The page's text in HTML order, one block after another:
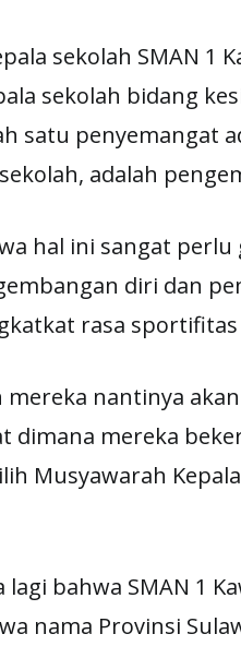
sekolah SMAN 1
sekolah bidang
satu penyemangat
adalah
hal ini sangat
diri dan
rasa
mereka nantinya
dimana mereka
Musyawarah
bahwa SMAN 1
nama Provinsi